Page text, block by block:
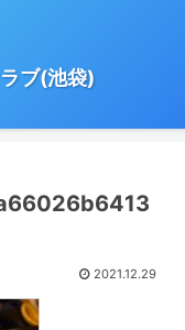
ブ(池袋)
2021.12.29